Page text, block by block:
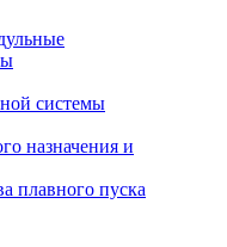
системы
назначения и
плавного пуска